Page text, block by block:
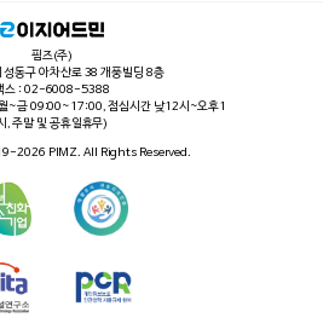
핌즈(주)
성동구 아차산로 38 개풍빌딩 8층
스 : 02-6008-5388
~금 09:00~17:00, 점심시간 낮12시~오후1
, 주말 및 공휴일휴무)
2026 PIMZ. All Rights Reserved.